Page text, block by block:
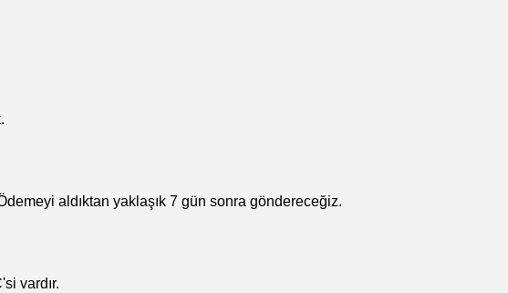
aldıktan yaklaşık 7 gün sonra göndereceğiz.
vardır.